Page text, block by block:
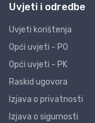
Uvjeti i odredbe
Uvjeti korištenja
Opći uvjeti - PO
Opći uvjeti - PK
Raskid ugovora
Izjava o privatnosti
Izjava o sigurnosti